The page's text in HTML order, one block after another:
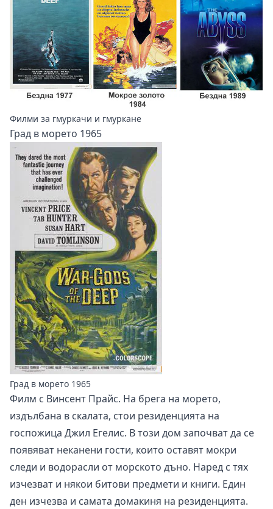
Филми за гмуркачи и гмуркане
Град в морето 1965
Град в морето 1965
Филм с Винсент Прайс. На брега на морето,
издълбана в скалата, стои резиденцията на
госпожица Джил Егелис. В този дом започват да се
появяват неканени гости, които оставят мокри
следи и водорасли от морското дъно. Наред с тях
изчезват и някои битови предмети и книги. Един
ден изчезва и самата домакиня на резиденцията.